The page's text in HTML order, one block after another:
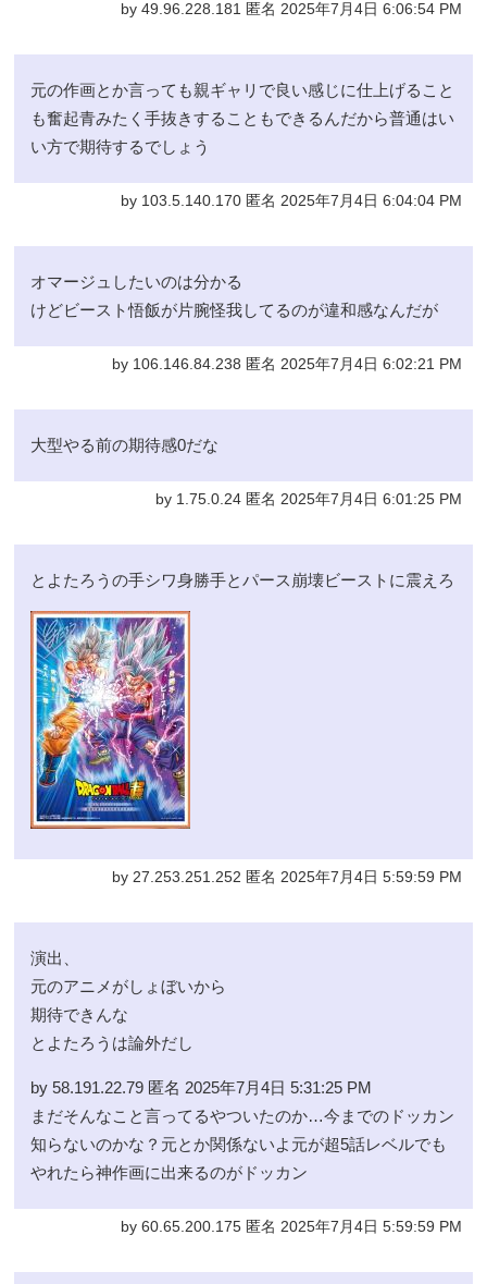
by 49.96.228.181 匿名 2025年7月4日 6:06:54 PM
元の作画とか言っても親ギャリで良い感じに仕上げること
も奮起青みたく手抜きすることもできるんだから普通はい
い方で期待するでしょう
by 103.5.140.170 匿名 2025年7月4日 6:04:04 PM
オマージュしたいのは分かる
けどビースト悟飯が片腕怪我してるのが違和感なんだが
by 106.146.84.238 匿名 2025年7月4日 6:02:21 PM
大型やる前の期待感0だな
by 1.75.0.24 匿名 2025年7月4日 6:01:25 PM
とよたろうの手シワ身勝手とパース崩壊ビーストに震えろ
by 27.253.251.252 匿名 2025年7月4日 5:59:59 PM
演出、
元のアニメがしょぼいから
期待できんな
とよたろうは論外だし
by 58.191.22.79 匿名 2025年7月4日 5:31:25 PM
まだそんなこと言ってるやついたのか…今までのドッカン
知らないのかな？元とか関係ないよ元が超5話レベルでも
やれたら神作画に出来るのがドッカン
by 60.65.200.175 匿名 2025年7月4日 5:59:59 PM